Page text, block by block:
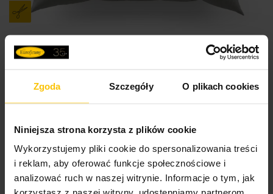
Zgoda Szczegóły O plikach cookies
Niniejsza strona korzysta z plików cookie
Wykorzystujemy pliki cookie do spersonalizowania treści
i reklam, aby oferować funkcje społecznościowe i
analizować ruch w naszej witrynie. Informacje o tym, jak
Poszewka na wymiar ENYA stalowa z miękkiej
Przykładowy rozmiar: 40 x 40 cm
57,32 zł
Wybierz rozmiar